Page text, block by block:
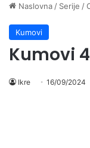
Naslovna / Serije /
Kumovi
Kumovi
Ikre 16/09/2024